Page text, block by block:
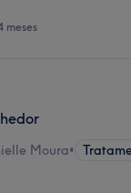
meses
Moura•